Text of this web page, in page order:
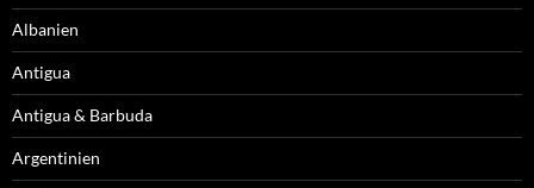
Albanien
Antigua
Antigua & Barbuda
Argentinien